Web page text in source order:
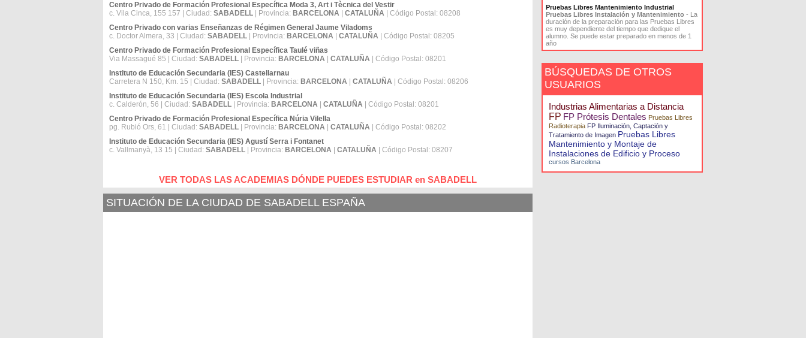
Centro Privado de Formación Profesional Específica Moda 3, Art i Tècnica del Vestir
c. Vila Cinca, 155 157 | Ciudad: SABADELL | Provincia: BARCELONA CATALUÑA | Código Postal: 08208
Centro Privado con varias Enseñanzas de Régimen General Jaume Viladoms
c. Doctor Almera, 33 | Ciudad: SABADELL | Provincia: BARCELONA CATALUÑA | Código Postal: 08205
Centro Privado de Formación Profesional Específica Taulé viñas
Via Massagué 85 | Ciudad: SABADELL | Provincia: BARCELONA CATALUÑA | Código Postal: 08201
Instituto de Educación Secundaria (IES) Castellarnau
Carretera N 150, Km. 15 | Ciudad: SABADELL | Provincia: BARCELONA CATALUÑA | Código Postal: 08206
Instituto de Educación Secundaria (IES) Escola Industrial
c. Calderón, 56 | Ciudad: SABADELL | Provincia: BARCELONA CATALUÑA | Código Postal: 08201
Centro Privado de Formación Profesional Específica Núria Vilella
pg. Rubió Ors, 61 | Ciudad: SABADELL | Provincia: BARCELONA CATALUÑA | Código Postal: 08202
Instituto de Educación Secundaria (IES) Agustí Serra i Fontanet
c. Vallmanyà, 13 15 | Ciudad: SABADELL | Provincia: BARCELONA CATALUÑA | Código Postal: 08207
VER TODAS LAS ACADEMIAS DÓNDE PUEDES ESTUDIAR en SABADELL
SITUACIÓN DE LA CIUDAD DE SABADELL ESPAÑA
Pruebas Libres Mantenimiento Industrial
Pruebas Libres Instalación y Mantenimiento - La
duración de la preparación para las Pruebas Libres
es muy dependiente del tiempo que dedique el
alumno. Se puede estar preparado en menos de 1
año
BÚSQUEDAS DE OTROS
USUARIOS
Industrias Alimentarias a Distancia
FP FP Prótesis Dentales Pruebas Libres
Radioterapia FP Iluminación, Captación y
Tratamiento de Imagen Pruebas Libres
Mantenimiento y Montaje de
Instalaciones de Edificio y Proceso
cursos Barcelona